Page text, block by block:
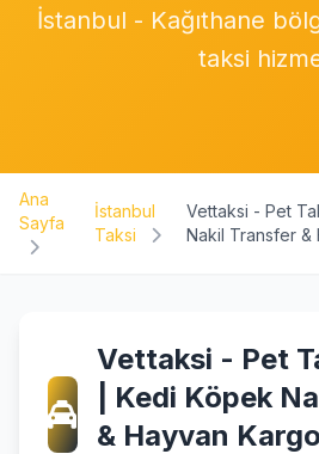
İstanbul - Kağıthane
taksi
Ana
Sayfa
İstanbul
Taksi
Vettaksi - Pet
Nakil Transfer &
Vettaksi - Pet
| Kedi Köpek
& Hayvan Kargo